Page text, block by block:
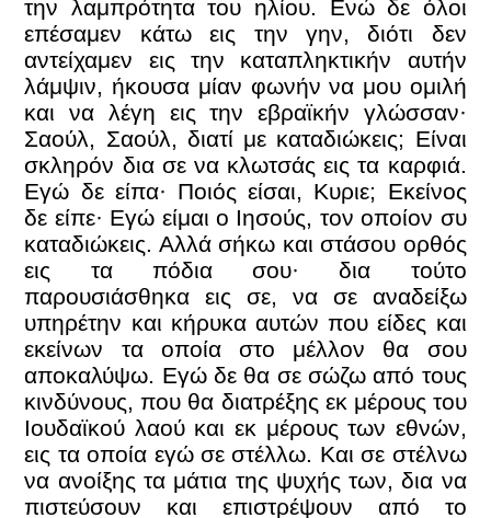
την λαμπρότητα του ηλίου. Ενώ δε όλοι
επέσαμεν κάτω εις την γην, διότι δεν
αντείχαμεν εις την καταπληκτικήν αυτήν
λάμψιν, ήκουσα μίαν φωνήν να μου ομιλή
και να λέγη εις την εβραϊκήν γλώσσαν·
Σαούλ, Σαούλ, διατί με καταδιώκεις; Είναι
σκληρόν δια σε να κλωτσάς εις τα καρφιά.
Εγώ δε είπα· Ποιός είσαι, Κυριε; Εκείνος
δε είπε· Εγώ είμαι ο Ιησούς, τον οποίον συ
καταδιώκεις. Αλλά σήκω και στάσου ορθός
εις τα πόδια σου· δια τούτο
παρουσιάσθηκα εις σε, να σε αναδείξω
υπηρέτην και κήρυκα αυτών που είδες και
εκείνων τα οποία στο μέλλον θα σου
αποκαλύψω. Εγώ δε θα σε σώζω από τους
κινδύνους, που θα διατρέξης εκ μέρους του
Ιουδαϊκού λαού και εκ μέρους των εθνών,
εις τα οποία εγώ σε στέλλω. Και σε στέλνω
να ανοίξης τα μάτια της ψυχής των, δια να
πιστεύσουν και επιστρέψουν από το